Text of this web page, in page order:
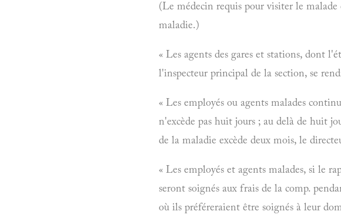
(Le médecin requis pour visiter le malade
maladie.)
« Les agents des gares et stations, dont
l'inspecteur principal de la section, se
« Les employés ou agents malades
n'excède pas huit jours ; au delà de huit
de la maladie excède deux mois, le
« Les employés et agents malades, si le
seront soignés aux frais de la comp.
où ils préféreraient être soignés à leur